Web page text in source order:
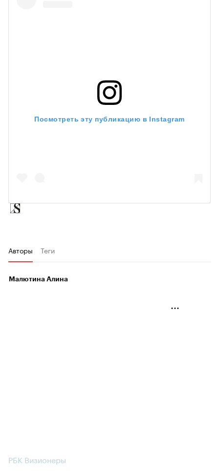
Посмотреть эту публикацию в Instagram
Авторы Теги
Малютина Алина
РБК Визионеры